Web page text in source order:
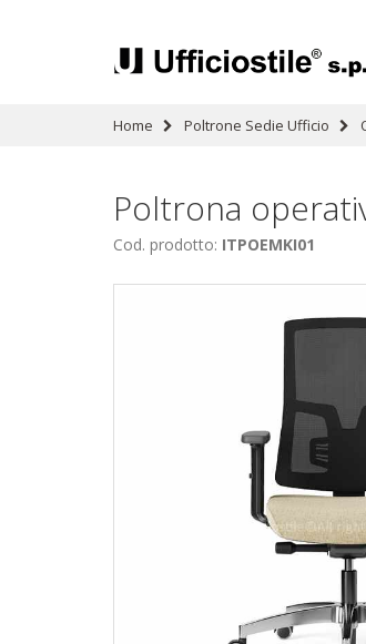
Home Poltrone Sedie Ufficio
Poltrona
Cod. prodotto: ITPOEMKI01